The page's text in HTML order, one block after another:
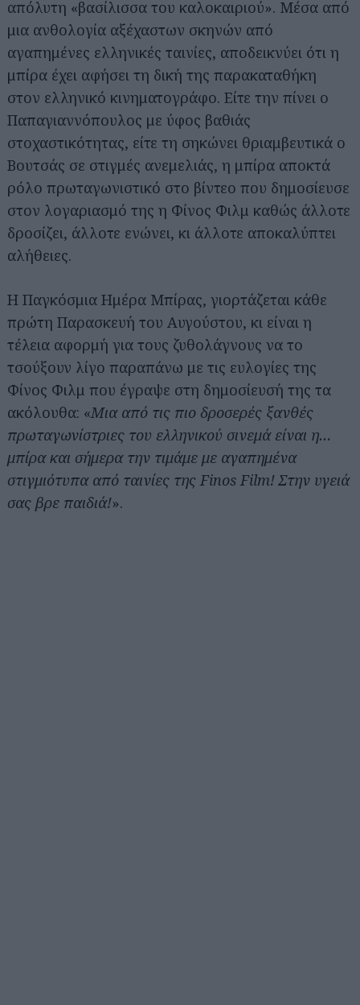
απόλυτη «βασίλισσα του καλοκαιριού». Μέσα από
μια ανθολογία αξέχαστων σκηνών από
αγαπημένες ελληνικές ταινίες, αποδεικνύει ότι η
μπίρα έχει αφήσει τη δική της παρακαταθήκη
στον ελληνικό κινηματογράφο. Είτε την πίνει ο
Παπαγιαννόπουλος με ύφος βαθιάς
στοχαστικότητας, είτε τη σηκώνει θριαμβευτικά ο
Βουτσάς σε στιγμές ανεμελιάς, η μπίρα αποκτά
ρόλο πρωταγωνιστικό στο βίντεο που δημοσίευσε
στον λογαριασμό της η Φίνος Φιλμ καθώς άλλοτε
δροσίζει, άλλοτε ενώνει, κι άλλοτε αποκαλύπτει
αλήθειες.
Η Παγκόσμια Ημέρα Μπίρας, γιορτάζεται κάθε
πρώτη Παρασκευή του Αυγούστου, κι είναι η
τέλεια αφορμή για τους ζυθολάγνους να το
τσούξουν λίγο παραπάνω με τις ευλογίες της
Φίνος Φιλμ που έγραψε στη δημοσίευσή της τα
ακόλουθα: «Μια από τις πιο δροσερές ξανθές
πρωταγωνίστριες του ελληνικού σινεμά είναι η…
μπίρα και σήμερα την τιμάμε με αγαπημένα
στιγμιότυπα από ταινίες της Finos Film! Στην υγειά
σας βρε παιδιά!».